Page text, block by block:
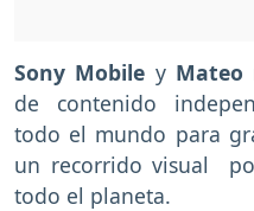
Sony Mobile y Mateo
de contenido
todo el mundo para
un recorrido visual
todo el planeta.